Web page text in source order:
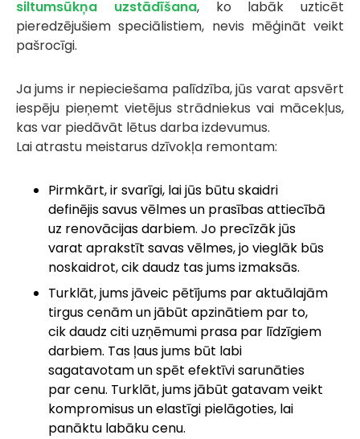
siltumsūkņa uzstādīšana, ko labāk uzticēt
pieredzējušiem speciālistiem, nevis mēģināt veikt
pašrocīgi.
Ja jums ir nepieciešama palīdzība, jūs varat apsvērt
iespēju pieņemt vietējus strādniekus vai mācekļus,
kas var piedāvāt lētus darba izdevumus.
Lai atrastu meistarus dzīvokļa remontam:
Pirmkārt, ir svarīgi, lai jūs būtu skaidri
definējis savus vēlmes un prasības attiecībā
uz renovācijas darbiem. Jo precīzāk jūs
varat aprakstīt savas vēlmes, jo vieglāk būs
noskaidrot, cik daudz tas jums izmaksās.
Turklāt, jums jāveic pētījums par aktuālajām
tirgus cenām un jābūt apzinātiem par to,
cik daudz citi uzņēmumi prasa par līdzīgiem
darbiem. Tas ļaus jums būt labi
sagatavotam un spēt efektīvi sarunāties
par cenu. Turklāt, jums jābūt gatavam veikt
kompromisus un elastīgi pielāgoties, lai
panāktu labāku cenu.